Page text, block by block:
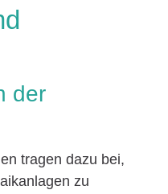
der
tragen dazu bei,
zu